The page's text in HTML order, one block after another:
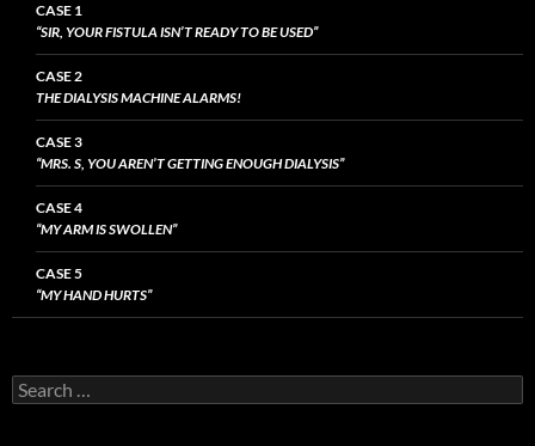
CASE 1
“SIR, YOUR FISTULA ISN’T READY TO BE USED”
CASE 2
THE DIALYSIS MACHINE ALARMS!
CASE 3
“MRS. S, YOU AREN’T GETTING ENOUGH DIALYSIS”
CASE 4
“MY ARM IS SWOLLEN”
CASE 5
“MY HAND HURTS”
Search
for: